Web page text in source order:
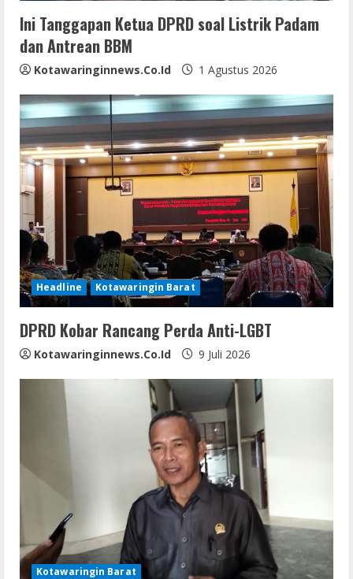
n
g
Ini Tanggapan Ketua DPRD soal Listrik Padam
dan Antrean BBM
Kotawaringinnews.co.id 1 Agustus 2026
Headline Kotawaringin Barat
DPRD Kobar Rancang Perda Anti-LGBT
Kotawaringinnews.co.id 9 Juli 2026
Kotawaringin Barat